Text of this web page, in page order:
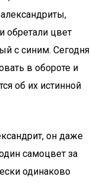
обретали цвет
с синим. Сегодня
в обороте и
об их истинной
он даже
самоцвет за
одинаково